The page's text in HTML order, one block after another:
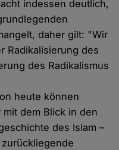
indessen deutlich,
daher gilt: "Wir
Radikalisierung des
des Radikalismus
heute können
dem Blick in den
des Islam –